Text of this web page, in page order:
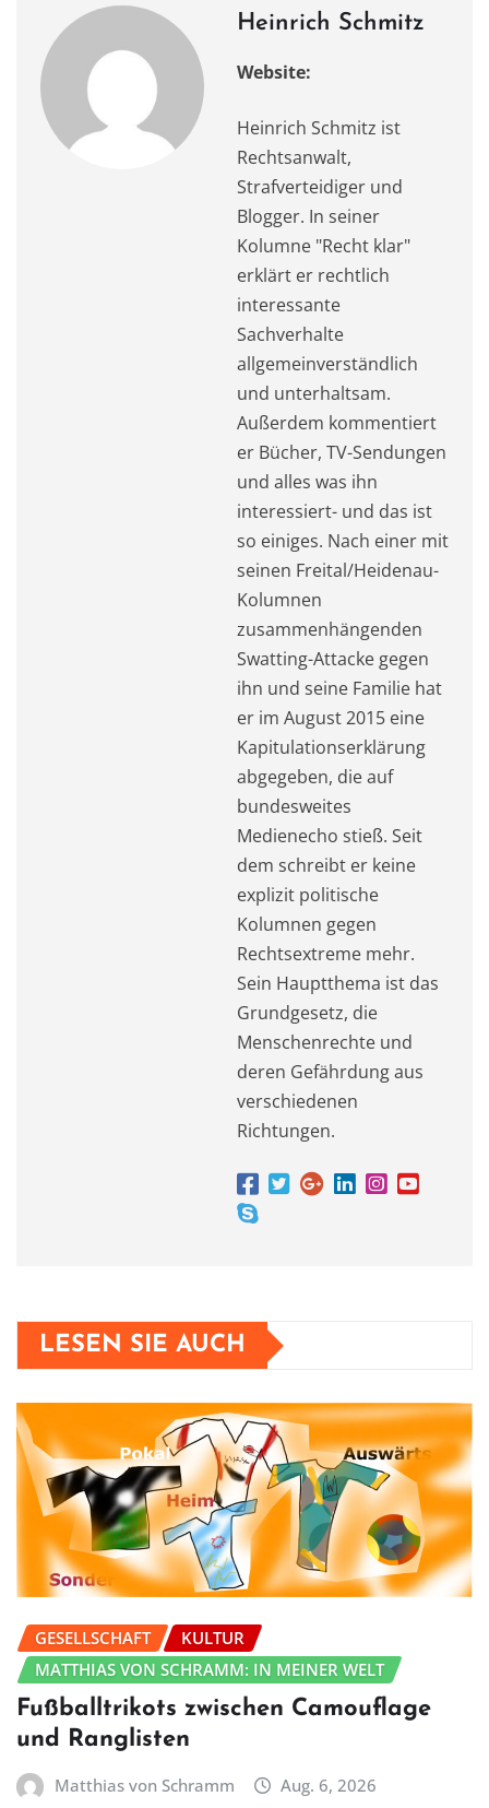
k Heinrich Schmitz
Website:
Heinrich Schmitz ist
Rechtsanwalt,
Strafverteidiger und
Blogger. In seiner
Kolumne "Recht klar"
erklärt er rechtlich
interessante
Sachverhalte
allgemeinverständlich
und unterhaltsam.
Außerdem kommentiert
er Bücher, TV-Sendungen
und alles was ihn
interessiert- und das ist
so einiges. Nach einer mit
seinen Freital/Heidenau-
Kolumnen
zusammenhängenden
Swatting-Attacke gegen
ihn und seine Familie hat
er im August 2015 eine
Kapitulationserklärung
abgegeben, die auf
bundesweites
Medienecho stieß. Seit
dem schreibt er keine
explizit politische
Kolumnen gegen
Rechtsextreme mehr.
Sein Hauptthema ist das
Grundgesetz, die
Menschenrechte und
deren Gefährdung aus
verschiedenen
Richtungen.
LESEN SIE AUCH
GESELLSCHAFT
KULTUR
MATTHIAS VON SCHRAMM: IN MEINER WELT
Fußballtrikots zwischen Camouflage
und Ranglisten
Matthias von Schramm Aug. 6, 2026